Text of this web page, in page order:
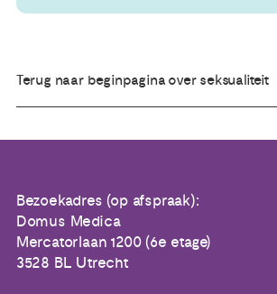
Terug naar beginpagina over seksualiteit
Bezoekadres (op afspraak):
Domus Medica
Mercatorlaan 1200 (6e etage)
3528 BL Utrecht